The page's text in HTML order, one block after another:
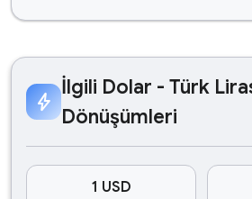
bolt
İlgili Dolar - Türk
Dönüşümleri
1 USD